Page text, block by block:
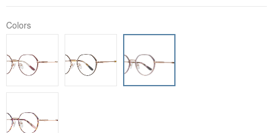
Colors